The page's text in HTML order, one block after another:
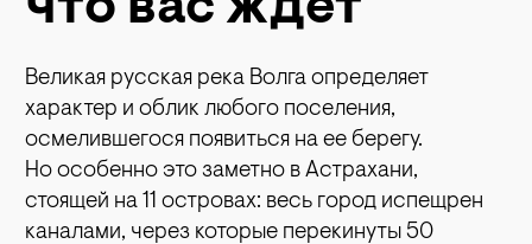
Великая русская река Волга определяет
характер и облик любого поселения,
осмелившегося появиться на ее берегу.
Но особенно это заметно в Астрахани,
стоящей на 11 островах: весь город испещрен
каналами, через которые перекинуты 50